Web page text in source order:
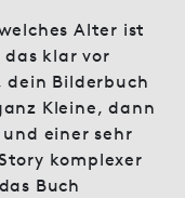
Alter ist
klar vor
Bilderbuch
Kleine, dann
einer sehr
komplexer
Buch